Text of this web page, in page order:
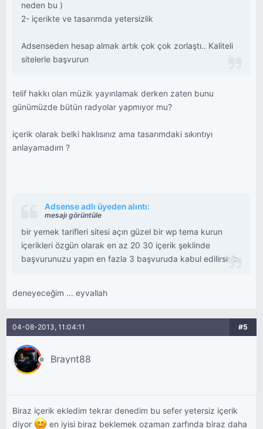
neden bu )
2- içerikte ve tasarımda yetersizlik
Adsenseden hesap almak artık çok çok zorlaştı.. Kaliteli
sitelerle başvurun
telif hakkı olan müzik yayınlamak derken zaten bunu
günümüzde bütün radyolar yapmıyor mu?
içerik olarak belki haklısınız ama tasarımdaki sıkıntıyı
anlayamadım ?
Adsense adlı üyeden alıntı:
mesajı görüntüle
bir yemek tarifleri sitesi açın güzel bir wp tema kurun
içerikleri özgün olarak en az 20 30 içerik şeklinde
başvurunuzu yapın en fazla 3 başvuruda kabul edilirsiniz
deneyeceğim ... eyvallah
04-08-2013, 11:04:11 #5
Braynt88
Biraz içerik ekledim tekrar denedim bu sefer yetersiz içerik
diyor
en iyisi biraz beklemek ozaman zarfında biraz daha